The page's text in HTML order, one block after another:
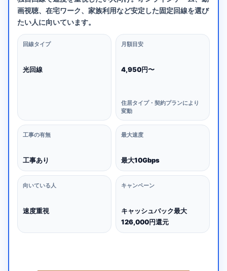
画視聴、在宅ワーク、家族利用など安定した固定回線を選び
たい人に向いています。
回線タイプ
光回線
月額目安
4,950円〜
住居タイプ・契約プランにより
変動
工事の有無
工事あり
最大速度
最大10Gbps
向いている人
速度重視
キャンペーン
キャッシュバック最大
126,000円還元